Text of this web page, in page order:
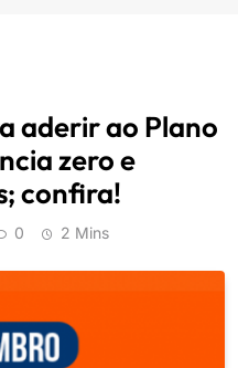
aderir ao Plano
zero e
confira!
0 2 Mins